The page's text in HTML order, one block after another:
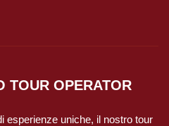
TOUR OPERATOR
esperienze uniche, il nostro tour